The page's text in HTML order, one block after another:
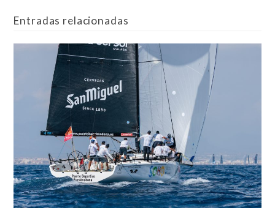
Entradas relacionadas